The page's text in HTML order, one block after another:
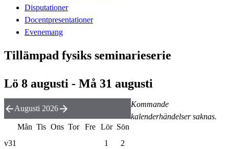
Disputationer
Docentpresentationer
Evenemang
Tillämpad fysiks seminarieserie
Lö 8 augusti - Må 31 augusti
Kommande
kalenderhändelser saknas.
Augusti 2026
Mån Tis Ons Tor Fre Lör Sön
v31
1
2